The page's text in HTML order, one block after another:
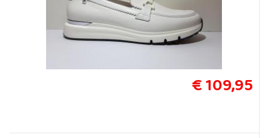
€ 109,95